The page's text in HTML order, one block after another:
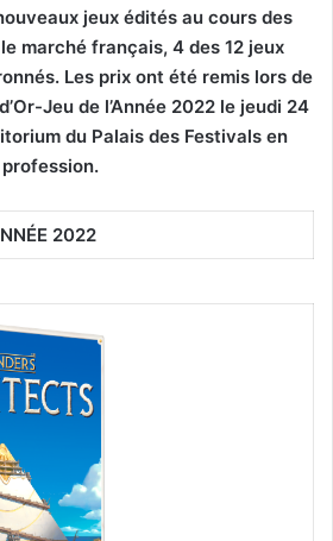
jeux édités au cours des
marché français, 4 des 12 jeux
Les prix ont été remis lors de
Jeu de l’Année 2022 le jeudi 24
du Palais des Festivals en
2022